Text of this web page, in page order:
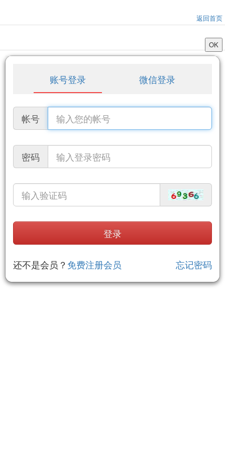
返回首页
账号登录 微信登录
帐号
密码
还不是会员？ 免费注册会员 忘记密码